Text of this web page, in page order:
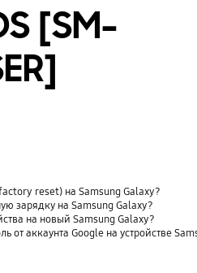
[SM-
reset) на Samsung Galaxy?
зарядку на Samsung Galaxy?
на новый Samsung Galaxy?
от аккаунта Google на устройстве